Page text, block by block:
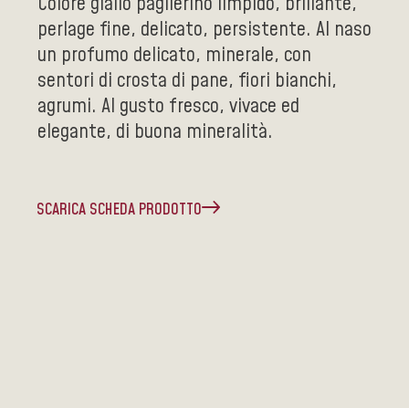
perlage fine, delicato, persistente. Al naso
un profumo delicato, minerale, con
sentori di crosta di pane, fiori bianchi,
agrumi. Al gusto fresco, vivace ed
elegante, di buona mineralità.
SCARICA SCHEDA PRODOTTO